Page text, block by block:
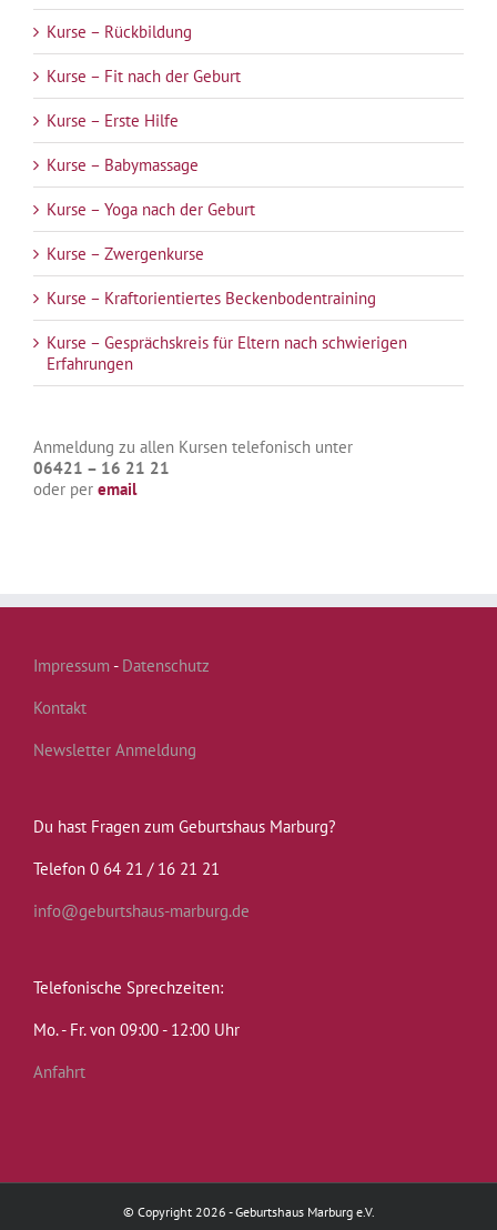
Kurse – Rückbildung
Kurse – Fit nach der Geburt
Kurse – Erste Hilfe
Kurse – Babymassage
Kurse – Yoga nach der Geburt
Kurse – Zwergenkurse
Kurse – Kraftorientiertes Beckenbodentraining
Kurse – Gesprächskreis für Eltern nach schwierigen
Erfahrungen
Anmeldung zu allen Kursen telefonisch unter
06421 – 16 21 21
oder per email
Impressum - Datenschutz
Kontakt
Newsletter Anmeldung
Du hast Fragen zum Geburtshaus Marburg?
Telefon 0 64 21 / 16 21 21
info@geburtshaus-marburg.de
Telefonische Sprechzeiten:
Mo. - Fr. von 09:00 - 12:00 Uhr
Anfahrt
© Copyright 2026 - Geburtshaus Marburg e.V.